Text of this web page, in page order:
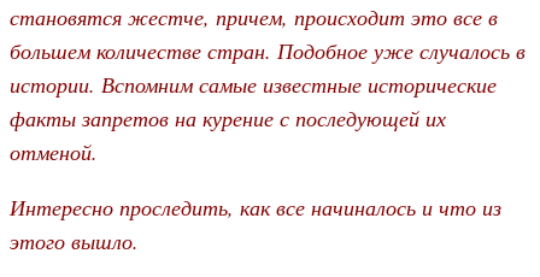
становятся жестче, причем, происходит это все в
большем количестве стран. Подобное уже случалось в
истории. Вспомним самые известные исторические
факты запретов на курение с последующей их
отменой.
Интересно проследить, как все начиналось и что из
этого вышло.